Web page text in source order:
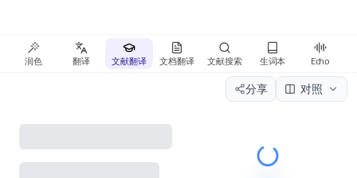
润色 翻译 文献翻译 文档翻译 文献搜索 生词本 Echo
分享 对照